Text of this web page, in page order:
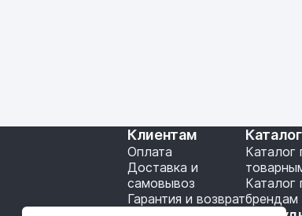
Клиентам
Оплата
Доставка и
самовывоз
Гарантия и возврат
Каталог
Каталог
брендам